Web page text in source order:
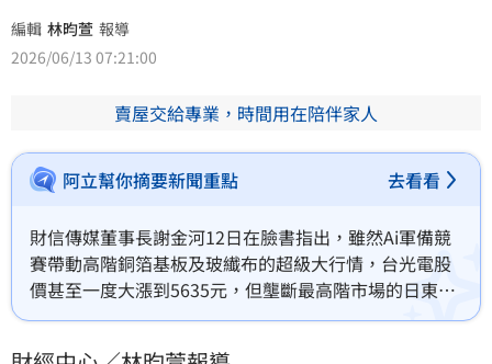
編輯 林昀萱 報導
2026/06/13 07:21:00
賣屋交給專業，時間用在陪伴家人
阿立幫你摘要新聞重點 去看看
財信傳媒董事長謝金河12日在臉書指出，雖然Ai軍備競
賽帶動高階銅箔基板及玻纎布的超級大行情，台光電股
價甚至一度大漲到5635元，但壟斷最高階市場的日東紡
織股價率先腰斬，讓他直呼不尋常，斷言「玻璃纖維布